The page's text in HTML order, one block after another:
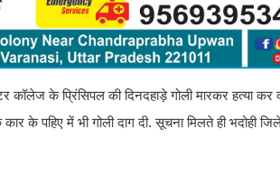
कॉलेज के प्रिंसिपल की दिनदहाड़े गोली मारकर हत्या
के पहिए में भी गोली दाग दी. सूचना मिलते ही भदोही